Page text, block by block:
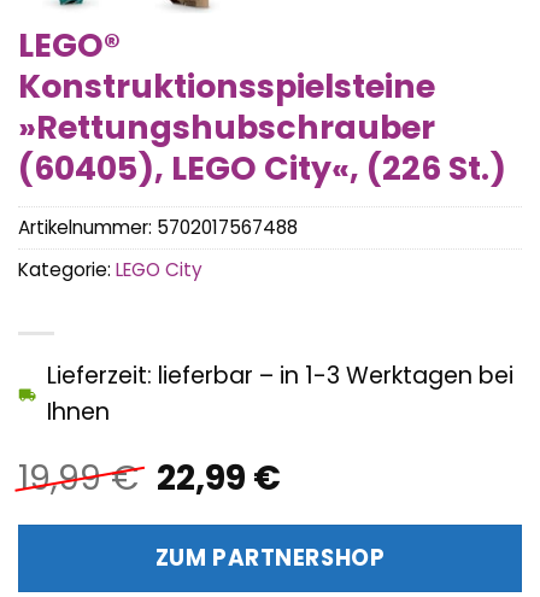
LEGO®
Konstruktionsspielsteine
»Rettungshubschrauber
(60405), LEGO City«, (226 St.)
19,99€ Ursprünglicher
Preis
war:
19,99 €
22,99 €Aktueller
ist:
22,99 €.
Lieferzeit: lieferbar – in 1-3 Werktagen bei
Ihnen
ZUM PARTNERSHOP
Artikelnummer: 5702017567488
Kategorie: LEGO City